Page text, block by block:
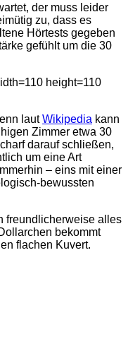
der muss leider
zu, dass es
Hörtests gegeben
gefühlt um die 30
height=110
lautWikipedia kann
Zimmer etwa 30
darauf schließen,
um eine Art
– eins mit einer
bewussten
freundlicherweise alles
bekommt
flachen Kuvert.